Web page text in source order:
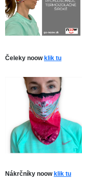
Čeleky noowklik tu
Nákrčníky noowklik tu